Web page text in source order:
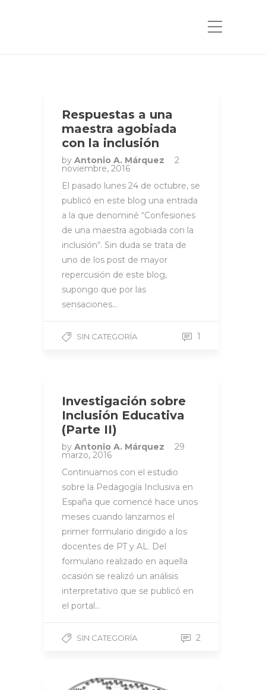
Respuestas a una
maestra agobiada
con la inclusión
by Antonio A. Márquez 2
noviembre, 2016
El pasado lunes 24 de octubre, se
publicó en este blog una entrada
a la que denominé “Confesiones
de una maestra agobiada con la
inclusión“. Sin duda se trata de
uno de los post de mayor
repercusión de este blog,
supongo que por las
sensaciones…
SIN CATEGORÍA 1
Investigación sobre
Inclusión Educativa
(Parte II)
by Antonio A. Márquez 29
marzo, 2016
Continuamos con el estudio
sobre la Pedagogía Inclusiva en
España que comencé hace unos
meses cuando lanzamos el
primer formulario dirigido a los
docentes de PT y AL. Del
formulario realizado en aquella
ocasión se realizó un análisis
interpretativo que se publicó en
el portal…
SIN CATEGORÍA 2